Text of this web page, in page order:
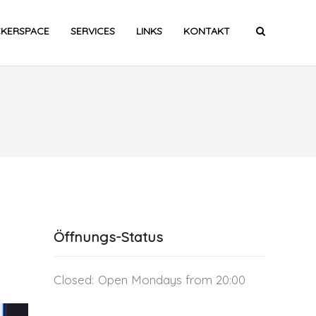
SERVICES LINKS KONTAKT
Öffnungs-Status
Closed: Open Mondays from 20:00